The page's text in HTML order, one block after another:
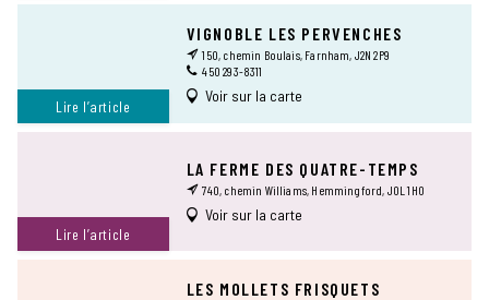
Lire l’article
VIGNOBLE LES PERVENCHES
150, chemin Boulais, Farnham, J2N 2P9
450 293-8311
Voir sur la carte
Lire l’article
LA FERME DES QUATRE-TEMPS
740, chemin Williams, Hemmingford, J0L 1H0
Voir sur la carte
LES MOLLETS FRISQUETS